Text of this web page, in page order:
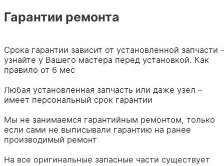
Гарантии ремонта
Срока гарантии зависит от установленной запчасти -
узнайте у Вашего мастера перед установкой. Как
правило от 6 мес
Любая установленная запчасть или даже узел –
имеет персональный срок гарантии
Мы не занимаемся гарантийным ремонтом, только
если сами не выписывали гарантию на ранее
производимый ремонт
На все оригинальные запасные части существует